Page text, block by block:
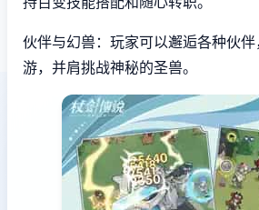
伙伴与幻兽：玩家可以邂逅各种伙
游，并肩挑战神秘的圣兽。